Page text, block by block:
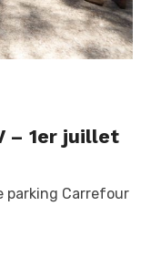
– 1er juillet
parking Carrefour